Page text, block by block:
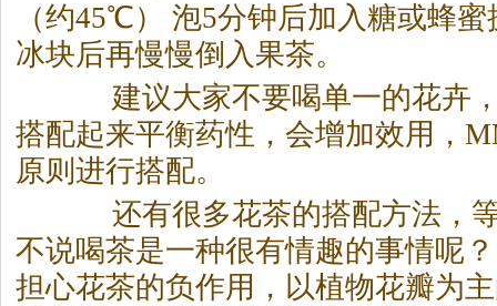
（约45℃） 泡5分钟后加入糖或蜂
冰块后再慢慢倒入果茶。
建议大家不要喝单一的花卉，
搭配起来平衡药性，会增加效用，
原则进行搭配。
还有很多花茶的搭配方法，
不说喝茶是一种很有情趣的事情呢
担心花茶的负作用，以植物花瓣为